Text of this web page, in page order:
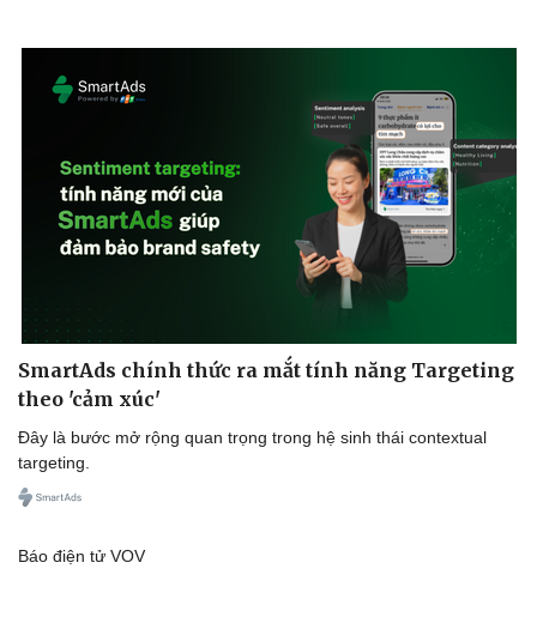
Doanh nhân
Vì cộng đồng
Trải nghiệm
SmartAds chính thức ra mắt tính năng Targeting
theo 'cảm xúc'
Đây là bước mở rộng quan trọng trong hệ sinh thái contextual
targeting.
Báo điện tử VOV